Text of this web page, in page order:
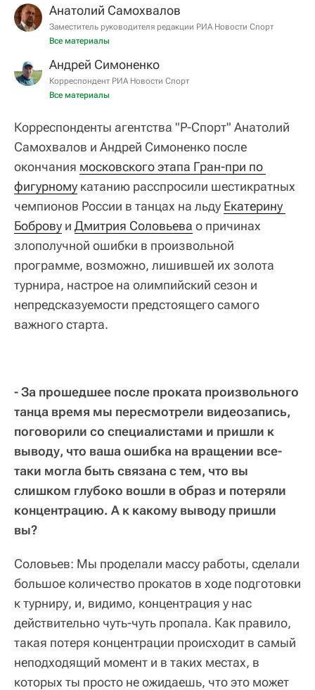
Анатолий Самохвалов
Заместитель руководителя редакции РИА Новости Спорт
Все материалы
Андрей Симоненко
Корреспондент РИА Новости Спорт
Все материалы
Корреспонденты агентства "Р-Спорт" Анатолий
Самохвалов и Андрей Симоненко после
окончания московского этапа Гран-при по
фигурному катанию расспросили шестикратных
чемпионов России в танцах на льду Екатерину
Боброву и Дмитрия Соловьева о причинах
злополучной ошибки в произвольной
программе, возможно, лишившей их золота
турнира, настрое на олимпийский сезон и
непредсказуемости предстоящего самого
важного старта.
- За прошедшее после проката произвольного
танца время мы пересмотрели видеозапись,
поговорили со специалистами и пришли к
выводу, что ваша ошибка на вращении все-
таки могла быть связана с тем, что вы
слишком глубоко вошли в образ и потеряли
концентрацию. А к какому выводу пришли
вы?
Соловьев: Мы проделали массу работы, сделали
большое количество прокатов в ходе подготовки
к турниру, и, видимо, концентрация у нас
действительно чуть-чуть пропала. Как правило,
такая потеря концентрации происходит в самый
неподходящий момент и в таких местах, в
которых ты просто не ожидаешь, что это может